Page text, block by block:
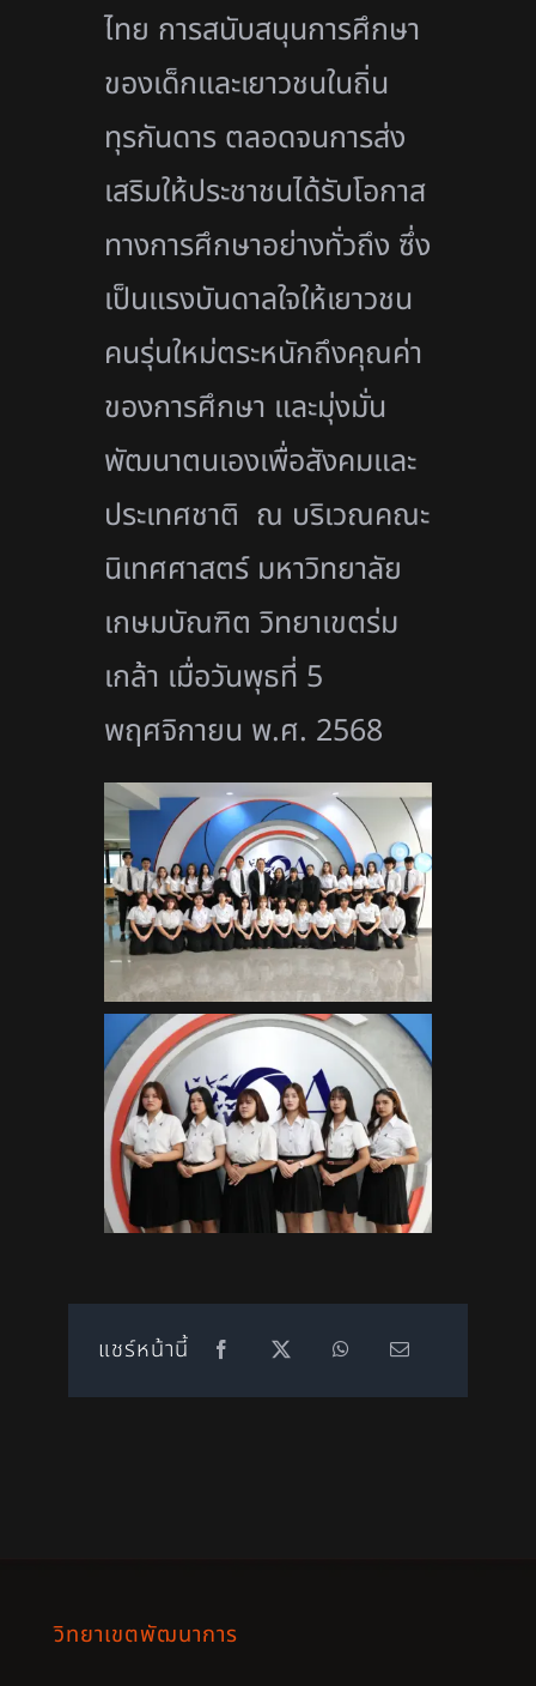
ไทย การสนับสนุนการศึกษา
ของเด็กและเยาวชนในถิ่น
ทุรกันดาร ตลอดจนการส่ง
เสริมให้ประชาชนได้รับโอกาส
ทางการศึกษาอย่างทั่วถึง ซึ่ง
เป็นแรงบันดาลใจให้เยาวชน
คนรุ่นใหม่ตระหนักถึงคุณค่า
ของการศึกษา และมุ่งมั่น
พัฒนาตนเองเพื่อสังคมและ
ประเทศชาติ ณ บริเวณคณะ
นิเทศศาสตร์ มหาวิทยาลัย
เกษมบัณฑิต วิทยาเขตร่ม
เกล้า เมื่อวันพุธที่ 5
พฤศจิกายน พ.ศ. 2568
แชร์หน้านี้
วิทยาเขตพัฒนาการ